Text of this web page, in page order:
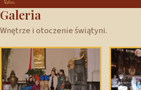
Galeria
Wnętrze i otoczenie świątyni.